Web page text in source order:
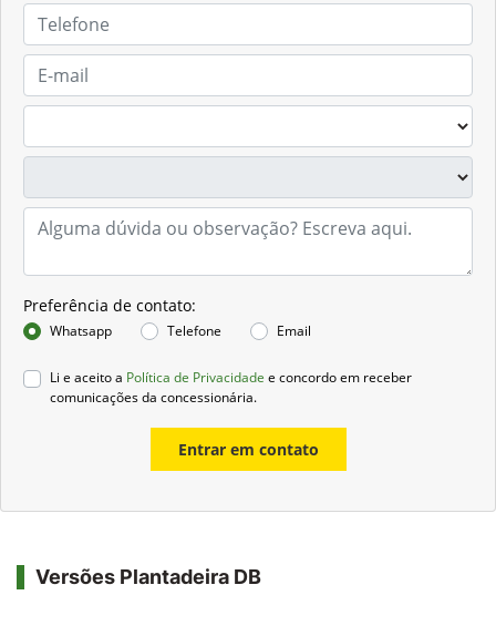
Preferência de contato:
Whatsapp Telefone Email
Li e aceito a Política de Privacidade e concordo em receber
comunicações da concessionária.
Entrar em contato
Versões Plantadeira DB